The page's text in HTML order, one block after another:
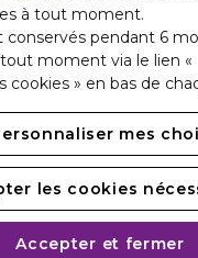
à tout moment.
conservés pendant 6
moment via le lien «
cookies » en bas de
mes
les cookies
Accepter et fermer